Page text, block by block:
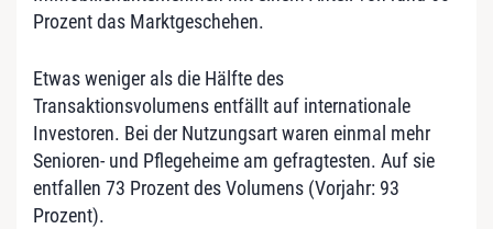
Prozent das Marktgeschehen.
Etwas weniger als die Hälfte des
Transaktionsvolumens entfällt auf internationale
Investoren. Bei der Nutzungsart waren einmal mehr
Senioren- und Pflegeheime am gefragtesten. Auf sie
entfallen 73 Prozent des Volumens (Vorjahr: 93
Prozent).